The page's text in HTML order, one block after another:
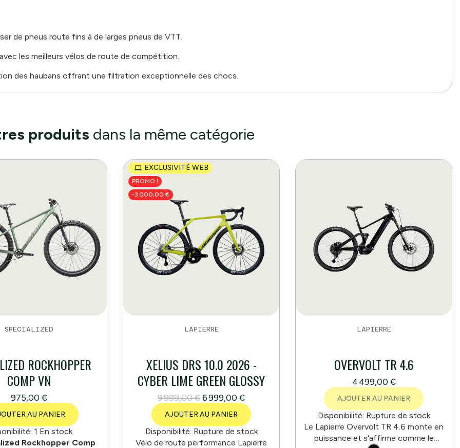
de pneus route fins à de larges pneus de VTT.
les meilleurs vélos de route de compétition.
des haubans offrant une filtration exceptionnelle des chocs.
produits dans la même catégorie
SPECIALIZED
ROCKHOPPER
COMP VN
975,00 €
AU PANIER
1 En stock
Rockhopper Comp
EXCLUSIVITÉ WEB
PROMO !
-3 000,00 €
LAPIERRE
XELIUS DRS 10.0 2026 -
CYBER LIME GREEN GLOSSY
9 999,00 € 6 999,00 €
AJOUTER AU PANIER
Disponibilité: Rupture de stock
Vélo de route performance Lapierre
LAPIERRE
OVERVOLT TR 4.6
4 499,00 €
AJOUTER AU PANIER
Disponibilité: Rupture de stock
Le Lapierre Overvolt TR 4.6 monte en
puissance et s'affirme comme le